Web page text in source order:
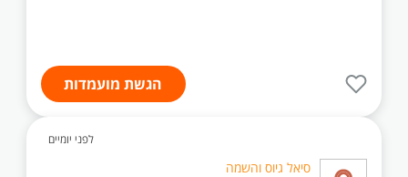
הגשת מועמדות
לפני יומיים
סיאל גיוס והשמה